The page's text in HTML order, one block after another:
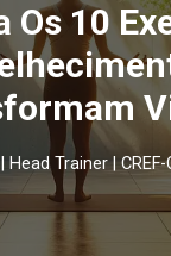
Os 10
Trainer | CREF-